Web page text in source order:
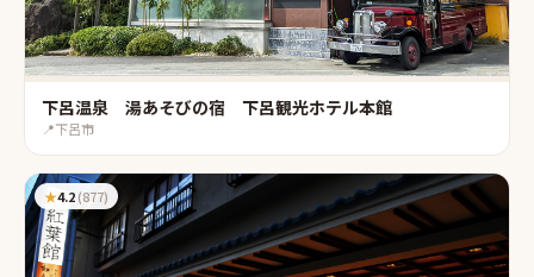
下呂温泉 湯あそびの宿 下呂観光ホテル本館
📍下呂市
★4.2(877)